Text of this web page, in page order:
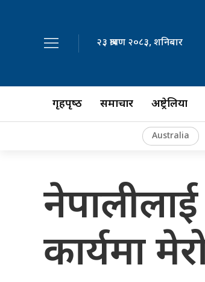
२३ श्रावण २०८३, शनिबार
गृहपृष्‍ठ समाचार अष्ट्रेलिया
Australia
कार्यमा